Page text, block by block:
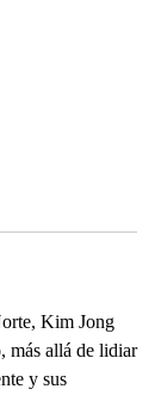
Kim Jong
más allá de lidiar
y sus